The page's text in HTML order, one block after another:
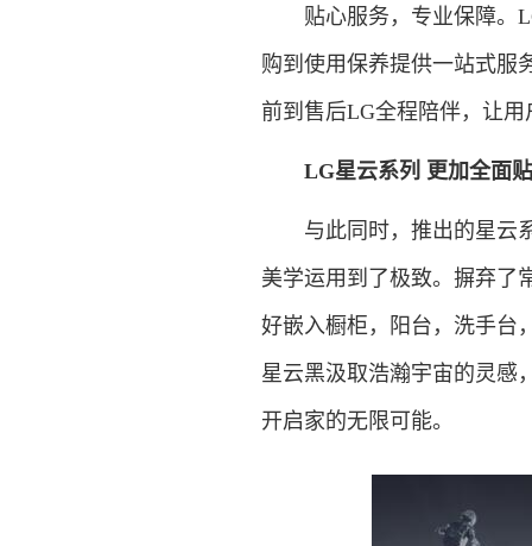
贴心服务，专业保障。
购到使用保养提供一站式服
前到售后LG全程陪伴，让
LG星云系列 更加全面
与此同时，推出的星云系
美学运用到了极致。摒弃了
好嵌入橱柜，阳台，洗手台
星云黑汲取浩瀚宇宙的灵感
开启家的无限可能。